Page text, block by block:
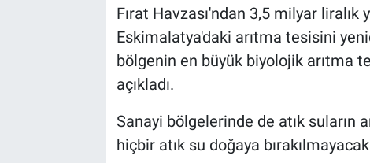
Fırat Havzası'ndan 3,5 milyar liralık
Eskimalatya'daki arıtma tesisini
bölgenin en büyük biyolojik arıtma
açıkladı.
Sanayi bölgelerinde de atık suların
hiçbir atık su doğaya